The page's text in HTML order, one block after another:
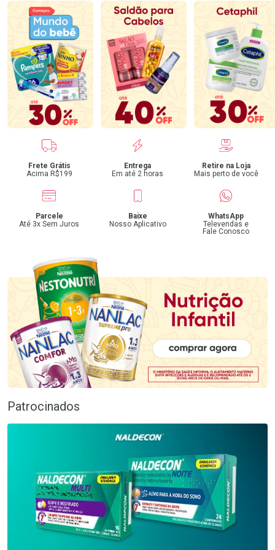
Benefícios
Frete Grátis
Acima R$199
Entrega
Em até 2 horas
Retire na Loja
Mais perto de você
Parcele
Até 3x Sem Juros
Baixe
Nosso Aplicativo
WhatsApp
Televendas e
Fale Conosco
Patrocinados